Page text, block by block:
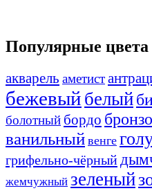
Популярные цвета
акварель аметист
бежевый белый
болотный бордо
ванильный венге
грифельно-чёрный
жемчужный зеленый